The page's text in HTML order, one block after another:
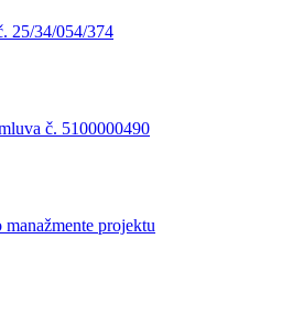
25/34/054/374
č. 5100000490
manažmente projektu